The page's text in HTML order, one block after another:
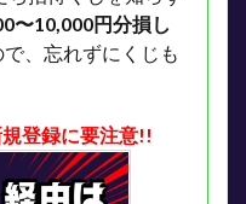
〜10,000円分損し
、忘れずにくじも
登録に要注意!!